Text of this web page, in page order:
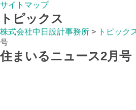
サイトマップ
トピックス
株式会社中日設計事務所 > トピック
号
住まいるニュース2月号